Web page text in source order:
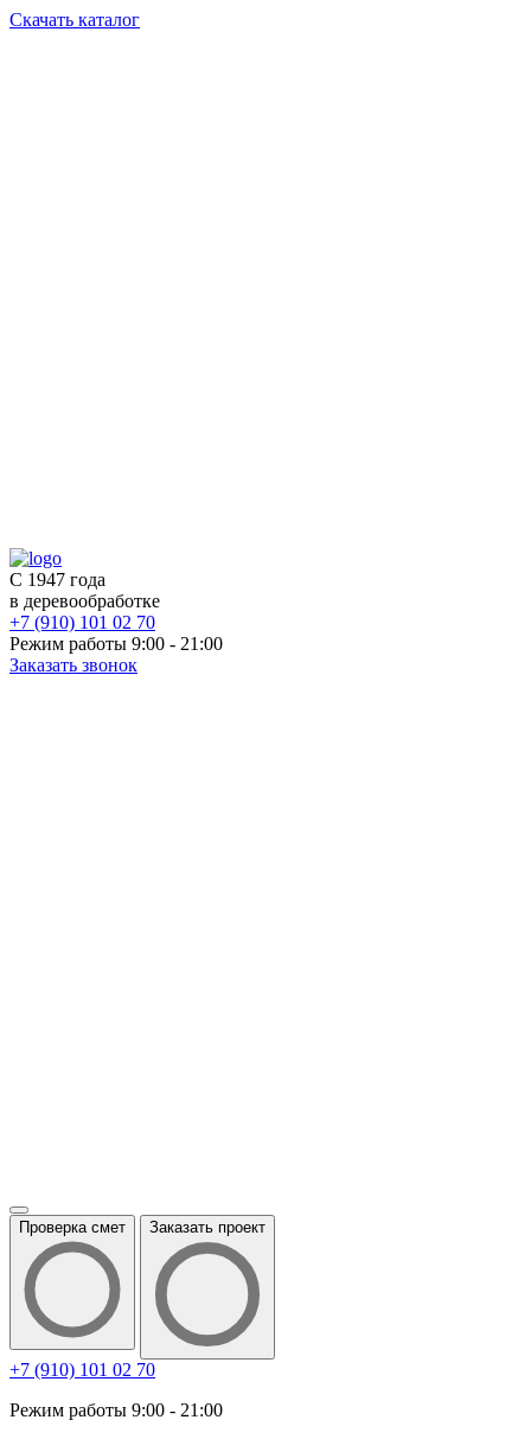
Скачать каталог
С 1947 года
в деревообработке
+7 (910) 101 02 70
Режим работы 9:00 - 21:00
Заказать звонок
Проверка смет Заказать проект
+7 (910) 101 02 70
Режим работы 9:00 - 21:00